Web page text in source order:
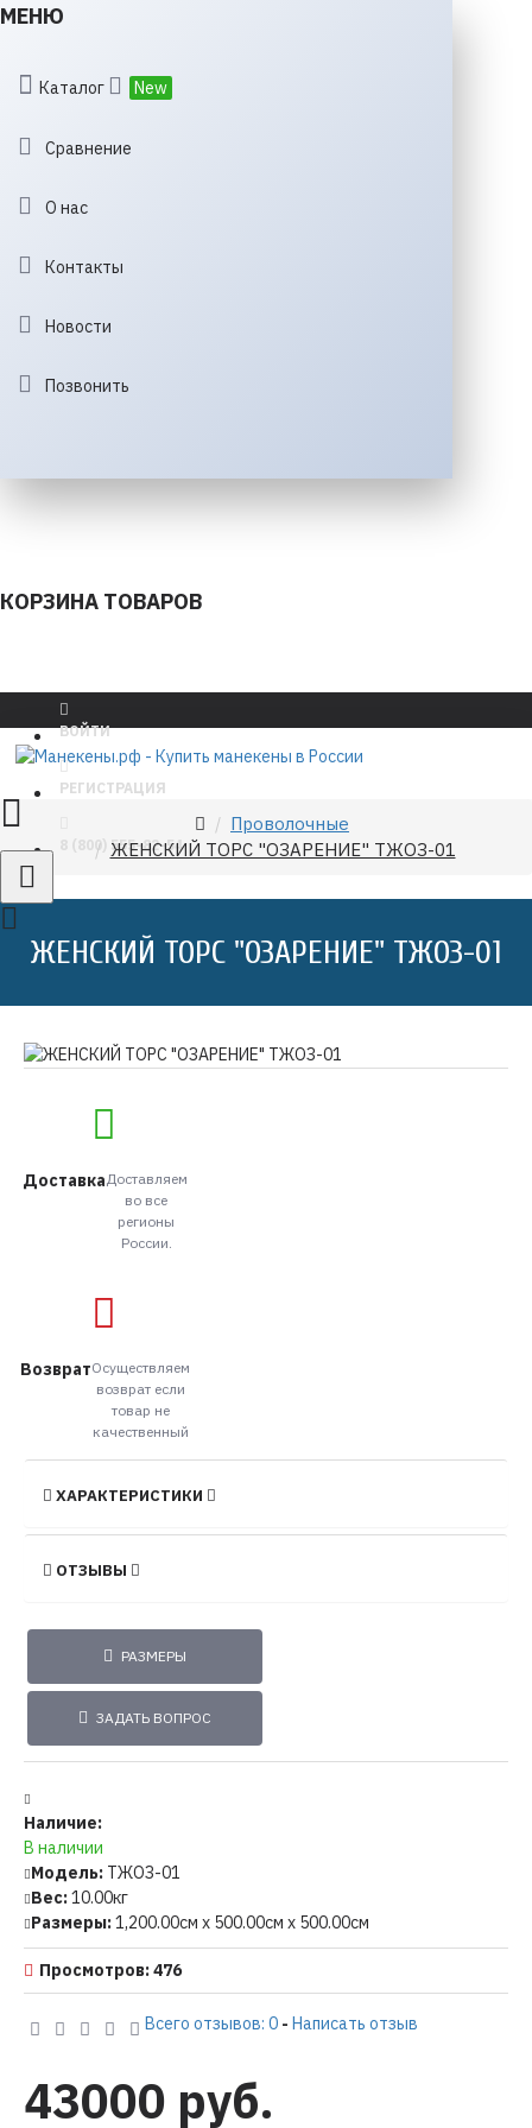
МЕНЮ
Каталог New
Сравнение
О нас
Контакты
Новости
Позвонить
КОРЗИНА ТОВАРОВ
ВОЙТИ
РЕГИСТРАЦИЯ
8 (800) 555-82-54
Проволочные
ЖЕНСКИЙ ТОРС "ОЗАРЕНИЕ" ТЖОЗ-01
ЖЕНСКИЙ ТОРС "ОЗАРЕНИЕ" ТЖОЗ-01
ДоставкаДоставляем
во все
регионы
России.
ВозвратОсуществляем
возврат если
товар не
качественный
ХАРАКТЕРИСТИКИ
ОТЗЫВЫ
РАЗМЕРЫ
ЗАДАТЬ ВОПРОС
Наличие:
В наличии
Модель: ТЖОЗ-01
Вес:10.00кг
Размеры:1,200.00см x 500.00см x 500.00см
Просмотров: 476
Всего отзывов: 0 - Написать отзыв
43000 руб.